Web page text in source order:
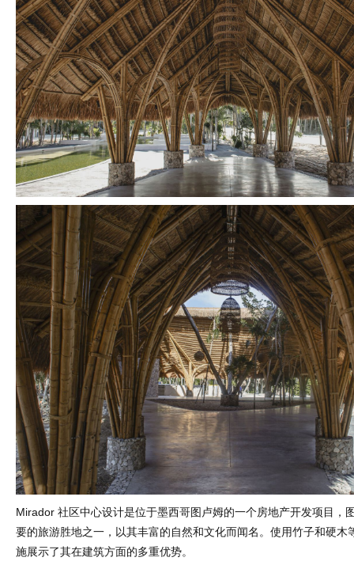
Mirador 社区中心设计是位于墨西哥图卢姆的一个房地产开发项目，
要的旅游胜地之一，以其丰富的自然和文化而闻名。使用竹子和硬木
施展示了其在建筑方面的多重优势。